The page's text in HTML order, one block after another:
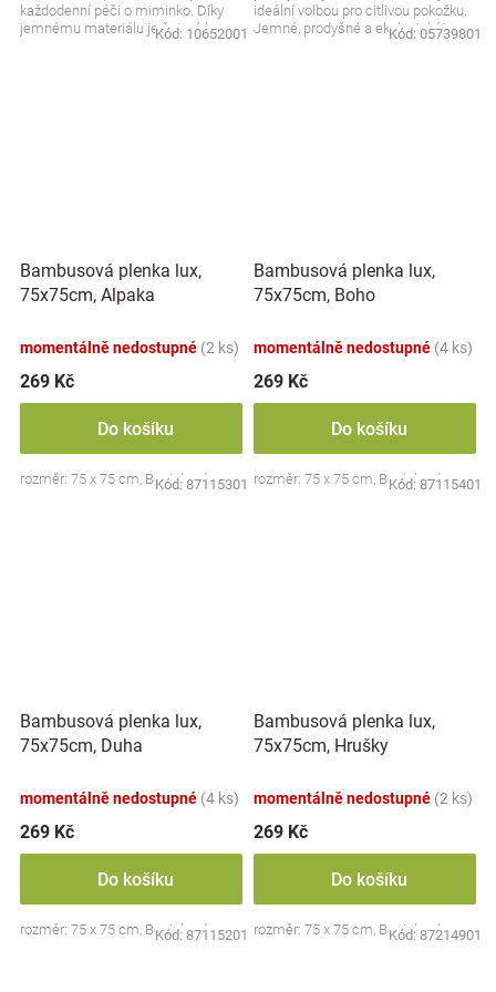
každodenní péči o miminko. Díky
jemnému materiálu je šetrná k
Kód: 10652001
ideální volbou pro citlivou pokožku.
Jemné, prodyšné a ekologické!
Kód: 05739801
Bambusová plenka lux,
75x75cm, Alpaka
momentálně nedostupné (2 ks)
269 Kč
Do košíku
rozměr: 75 x 75 cm, Bocioland
Kód: 87115301
Bambusová plenka lux,
75x75cm, Boho
momentálně nedostupné (4 ks)
269 Kč
Do košíku
rozměr: 75 x 75 cm, Bocioland
Kód: 87115401
Bambusová plenka lux,
75x75cm, Duha
momentálně nedostupné (4 ks)
269 Kč
Do košíku
rozměr: 75 x 75 cm, Bocioland
Kód: 87115201
Bambusová plenka lux,
75x75cm, Hrušky
momentálně nedostupné (2 ks)
269 Kč
Do košíku
rozměr: 75 x 75 cm, Bocioland
Kód: 87214901